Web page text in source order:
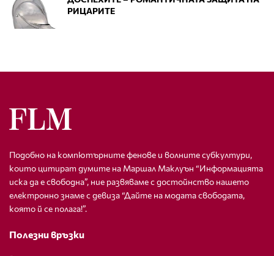
РИЦАРИТЕ
Подобно на компютърните фенове и волните субкултури,
които цитират думите на Маршал Маклуън “Информацията
иска да е свободна”, ние развяваме с достойнство нашето
електронно знаме с девиза “Дайте на модата свободата,
която й се полага!”.
Полезни връзки